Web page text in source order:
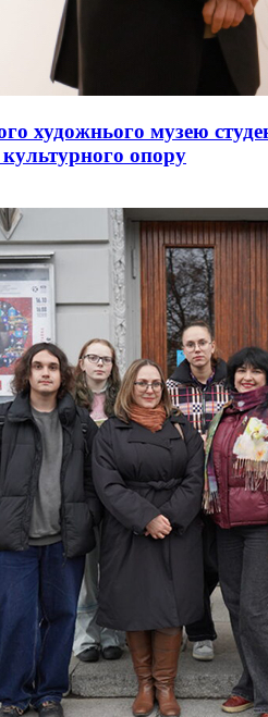
художнього музею
культурного опору